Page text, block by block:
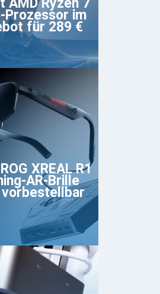
Prozessor im
für 289 €
XREAL R1
AR-Brille